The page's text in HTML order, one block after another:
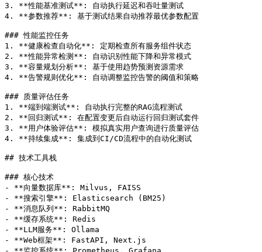
3. **性能基准测试**: 自动执行延迟和吞吐量测试
4. **参数推荐**: 基于测试结果自动推荐最优参数配置
### 性能监控任务
1. **健康检查自动化**: 定期检查所有服务组件状态
2. **性能异常检测**: 自动识别性能下降和异常模式
3. **容量规划分析**: 基于使用趋势预测资源需求
4. **告警规则优化**: 自动调整监控告警的阈值和策略
### 质量评估任务
1. **端到端测试**: 自动执行完整的RAG流程测试
2. **回归测试**: 在配置变更后自动运行回归测试套件
3. **用户体验评估**: 模拟真实用户查询进行质量评估
4. **持续集成**: 集成到CI/CD流程中的自动化测试
## 技术工具栈
### 核心技术
- **向量数据库**: Milvus, FAISS
- **搜索引擎**: Elasticsearch (BM25)
- **消息队列**: RabbitMQ
- **缓存系统**: Redis
- **LLM服务**: Ollama
- **Web框架**: FastAPI, Next.js